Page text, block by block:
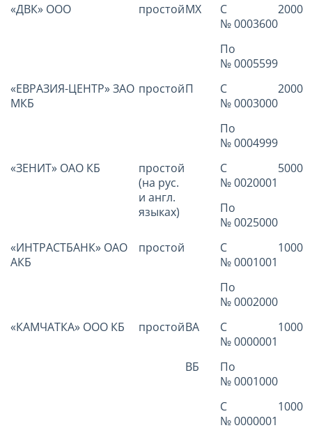
«ДВК» ООО
простойМХ
С
№ 0003600
2000
По
№ 0005599
«ЕВРАЗИЯ-ЦЕНТР» ЗАО
МКБ
простойП
С
№ 0003000
2000
По
№ 0004999
«ЗЕНИТ» ОАО КБ
простой
(на рус.
и англ.
языках)
С
№ 0020001
5000
По
№ 0025000
«ИНТРАСТБАНК» ОАО
АКБ
простой
С
№ 0001001
1000
По
№ 0002000
«КАМЧАТКА» ООО КБ
простойВА
С
№ 0000001
1000
ВБ
По
№ 0001000
С
№ 0000001
1000